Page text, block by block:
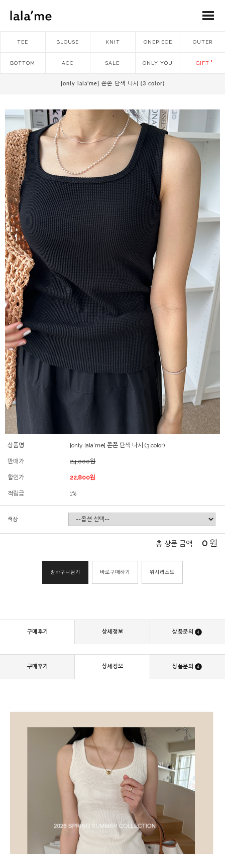
TEE BLOUSE KNIT ONEPIECE OUTER
BOTTOM ACC SALE ONLY YOU GIFT
[only lala'me] 쫀쫀 단색 나시 (3 color)
상품명 [only lala'me] 쫀쫀 단색 나시 (3 color)
판매가 24,000원
할인가 22,800원
적립금 1%
색상
총 상품 금액 0 원
장바구니담기 바로구매하기 위시리스트
구매후기 상세정보 상품문의 4
구매후기 상세정보 상품문의 4